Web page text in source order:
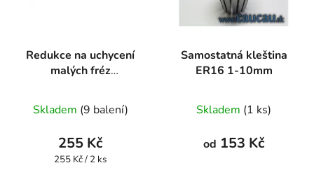
Redukce na uchycení
malých fréz
Skladem (9 balení)
255 Kč
Měrná
255 Kč / 2 ks
Samostatná kleština
ER16 1-10mm
Skladem (1 ks)
od 153 Kč